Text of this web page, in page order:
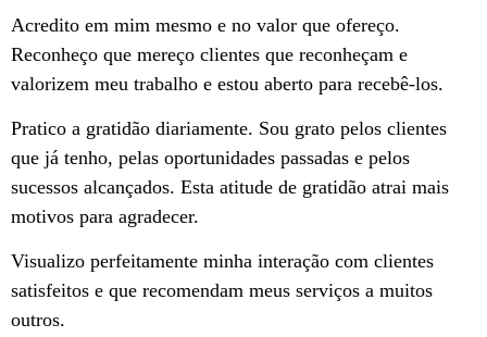
Acredito em mim mesmo e no valor que ofereço.
Reconheço que mereço clientes que reconheçam e
valorizem meu trabalho e estou aberto para recebê-los.
Pratico a gratidão diariamente. Sou grato pelos clientes
que já tenho, pelas oportunidades passadas e pelos
sucessos alcançados. Esta atitude de gratidão atrai mais
motivos para agradecer.
Visualizo perfeitamente minha interação com clientes
satisfeitos e que recomendam meus serviços a muitos
outros.